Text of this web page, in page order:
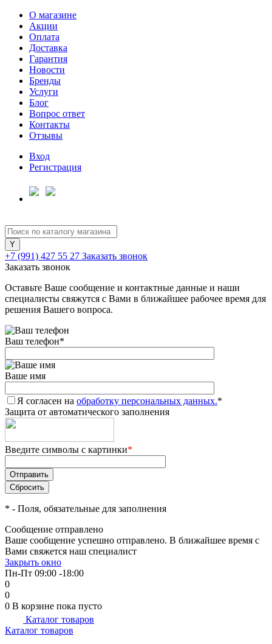
О магазине
Акции
Оплата
Доставка
Гарантия
Новости
Бренды
Услуги
Блог
Вопрос ответ
Контакты
Отзывы
Вход
Регистрация
+7 (991) 427 55 27 Заказать звонок
Заказать звонок
Оставьте Ваше сообщение и контактные данные и наши
специалисты свяжутся с Вами в ближайшее рабочее время для
решения Вашего вопроса.
Ваш телефон*
Ваше имя
Я согласен на обработку персональных данных.*
Защита от автоматического заполнения
Введите символы с картинки*
* - Поля, обязательные для заполнения
Сообщение отправлено
Ваше сообщение успешно отправлено. В ближайшее время с
Вами свяжется наш специалист
Закрыть окно
Пн-Пт 09:00 -18:00
0
0
0 В корзине пока пусто
Каталог товаров
Каталог товаров
Для клиентов всех банков
Разбейте
оплатуна части
без переплат
График платежей
Сегодня
25%
Добавляйте товары
в корзину
Оплачивайте сегодня только
25% картой любого банка
Получайте товар
выбранный способом
Оставшиеся75% будут
списыватьсяс вашей карты
по
Подробнее
об оплате Плайтом